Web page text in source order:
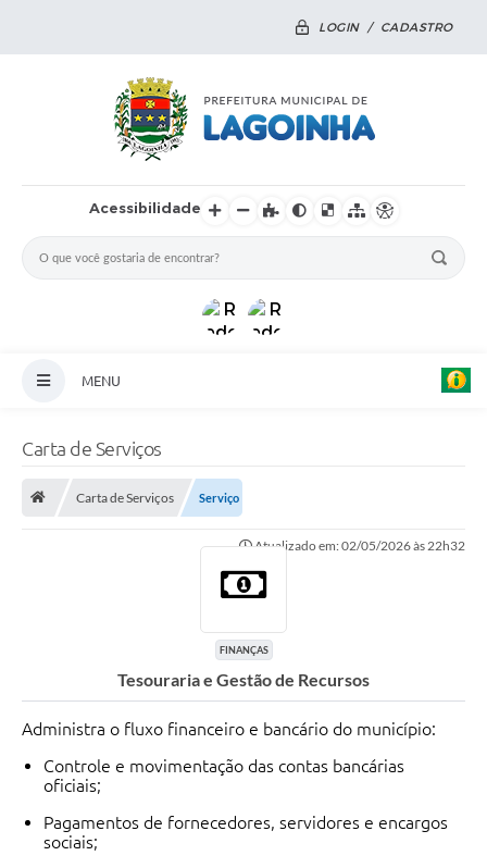
LOGIN / CADASTRO
Acessibilidade
MENU
Formulário elaboração LDO
Formulário Elaboração LOA 2021
FISCAL
Carta de Serviços
Carta de Serviços Serviço
Atualizado em: 02/05/2026 às 22h32
FINANÇAS
Tesouraria e Gestão de Recursos
Administra o fluxo financeiro e bancário do município:
Controle e movimentação das contas bancárias
oficiais;
Pagamentos de fornecedores, servidores e encargos
sociais;